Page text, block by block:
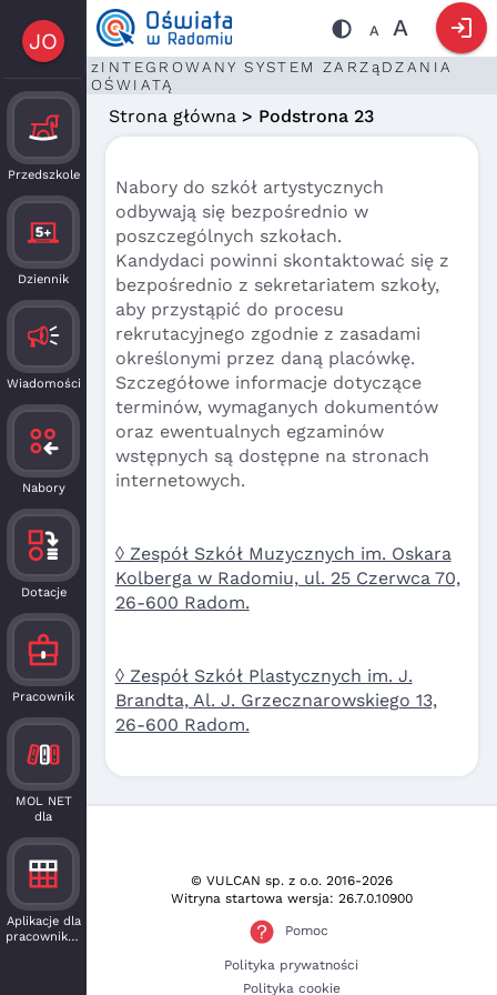
JO
Przedszkole
Dziennik
Wiadomości
Nabory
Dotacje
Pracownik
MOL NET
dla
Aplikacje dla
pracowników
A A login
zINTEGROWANY SYSTEM ZARZąDZANIA
OŚWIATĄ
Strona główna> Podstrona 23
Nabory do szkół artystycznych
odbywają się bezpośrednio w
poszczególnych szkołach.
Kandydaci powinni skontaktować się z
bezpośrednio z sekretariatem szkoły,
aby przystąpić do procesu
rekrutacyjnego zgodnie z zasadami
określonymi przez daną placówkę.
Szczegółowe informacje dotyczące
terminów, wymaganych dokumentów
oraz ewentualnych egzaminów
wstępnych są dostępne na stronach
internetowych.
◊ Zespół Szkół Muzycznych im. Oskara
Kolberga w Radomiu, ul. 25 Czerwca 70,
26-600 Radom.
◊ Zespół Szkół Plastycznych im. J.
Brandta, Al. J. Grzecznarowskiego 13,
26-600 Radom.
© VULCAN sp. z o.o.2016-2026
Witryna startowa wersja: 26.7.0.10900
Pomoc
Polityka prywatności
Polityka cookie